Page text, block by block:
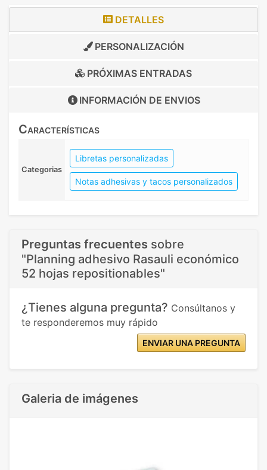
DETALLES
PERSONALIZACIÓN
PRÓXIMAS ENTRADAS
INFORMACIÓN DE ENVIOS
Características
Categorias
Libretas personalizadas
Notas adhesivas y tacos personalizados
Preguntas frecuentes sobre
"Planning adhesivo Rasauli económico
52 hojas repositionables"
¿Tienes alguna pregunta? Consúltanos y
te responderemos muy rápido
ENVIAR UNA PREGUNTA
Galeria de imágenes